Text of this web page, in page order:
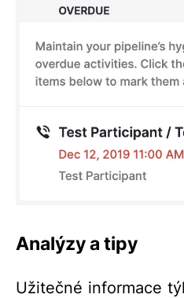
Analýzy a tipy
Užitečné informace